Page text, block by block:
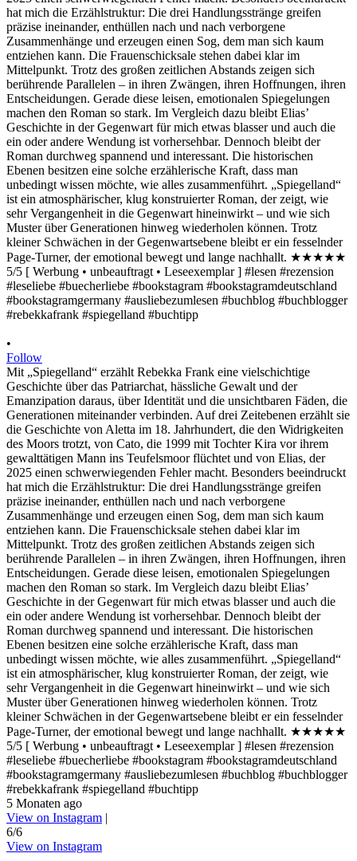
•
Follow
Mit „Spiegelland“ erzählt Rebekka Frank eine vielschichtige
Geschichte über das Patriarchat, hässliche Gewalt und der
Emanzipation daraus, über Identität und die unsichtbaren Fäden, die
Generationen miteinander verbinden. Auf drei Zeitebenen erzählt sie
die Geschichte von Aletta im 18. Jahrhundert, die den Widrigkeiten
des Moors trotzt, von Cato, die 1999 mit Tochter Kira vor ihrem
gewalttätigen Mann ins Teufelsmoor flüchtet und von Elias, der
2025 einen schwerwiegenden Fehler macht. Besonders beeindruckt
hat mich die Erzählstruktur: Die drei Handlungsstränge greifen
präzise ineinander, enthüllen nach und nach verborgene
Zusammenhänge und erzeugen einen Sog, dem man sich kaum
entziehen kann. Die Frauenschicksale stehen dabei klar im
Mittelpunkt. Trotz des großen zeitlichen Abstands zeigen sich
berührende Parallelen – in ihren Zwängen, ihren Hoffnungen, ihren
Entscheidungen. Gerade diese leisen, emotionalen Spiegelungen
machen den Roman so stark. Im Vergleich dazu bleibt Elias’
Geschichte in der Gegenwart für mich etwas blasser und auch die
ein oder andere Wendung ist vorhersehbar. Dennoch bleibt der
Roman durchweg spannend und interessant. Die historischen
Ebenen besitzen eine solche erzählerische Kraft, dass man
unbedingt wissen möchte, wie alles zusammenführt. „Spiegelland“
ist ein atmosphärischer, klug konstruierter Roman, der zeigt, wie
sehr Vergangenheit in die Gegenwart hineinwirkt – und wie sich
Muster über Generationen hinweg wiederholen können. Trotz
kleiner Schwächen in der Gegenwartsebene bleibt er ein fesselnder
Page-Turner, der emotional bewegt und lange nachhallt. ★★★★★
5/5 [ Werbung • unbeauftragt • Leseexemplar ] #lesen #rezension
#leseliebe #buecherliebe #bookstagram #bookstagramdeutschland
#bookstagramgermany #ausliebezumlesen #buchblog #buchblogger
#rebekkafrank #spiegelland #buchtipp
5 Monaten ago
View on Instagram |
6/6
View on Instagram